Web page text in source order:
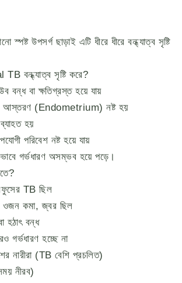
উপসর্গ ছাড়াই এটি ধীরে ধীরে বন্ধ্যাত্ব সৃষ্টি
বন্ধ্যাত্ব সৃষ্টি করে?
বন্ধ বা ক্ষতিগ্রস্ত হয়ে যায়
আস্তরণ (Endometrium) নষ্ট হয়
হয়
পরিবেশ নষ্ট হয়ে যায়
গর্ভধারণ অসম্ভব হয়ে পড়ে।
TB ছিল
ওজন কমা, জ্বর ছিল
হঠাৎ বন্ধ
গর্ভধারণ হচ্ছে না
নারীরা (TB বেশি প্রচলিত)
নীরব)